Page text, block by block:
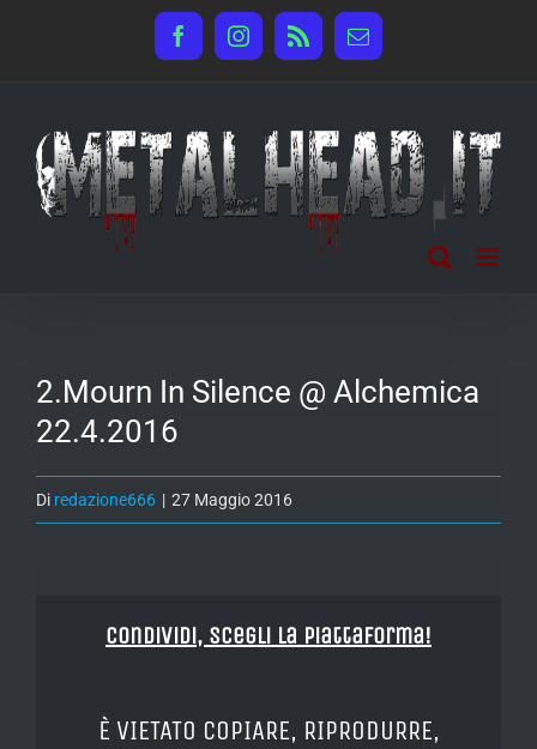
FacebookInstagram
Rss Email
2.Mourn In Silence @ Alchemica
22.4.2016
Di redazione666 | 27 Maggio 2016
Condividi, Scegli la piattaforma!
È VIETATO COPIARE, RIPRODURRE,